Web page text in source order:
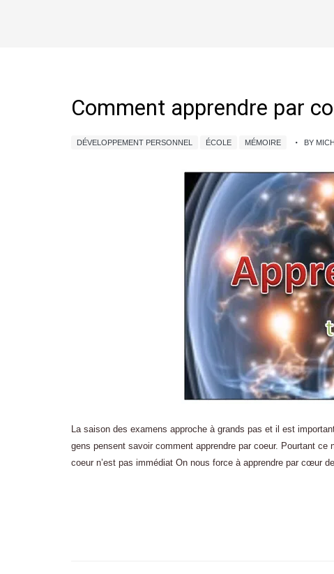
Comment apprendre par
DÉVELOPPEMENT PERSONNEL ÉCOLE MÉMOIRE BY
La saison des examens approche à grands pas et il est
gens pensent savoir comment apprendre par coeur. Pourtant
coeur n’est pas immédiat On nous force à apprendre par cœur